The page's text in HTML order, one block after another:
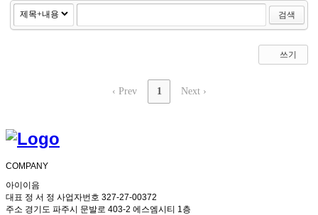
검색
쓰기
‹ Prev 1 Next ›
COMPANY
아이이음
대표 정 서 정 사업자번호 327-27-00372
주소 경기도 파주시 문발로 403-2 에스엠시티 1층